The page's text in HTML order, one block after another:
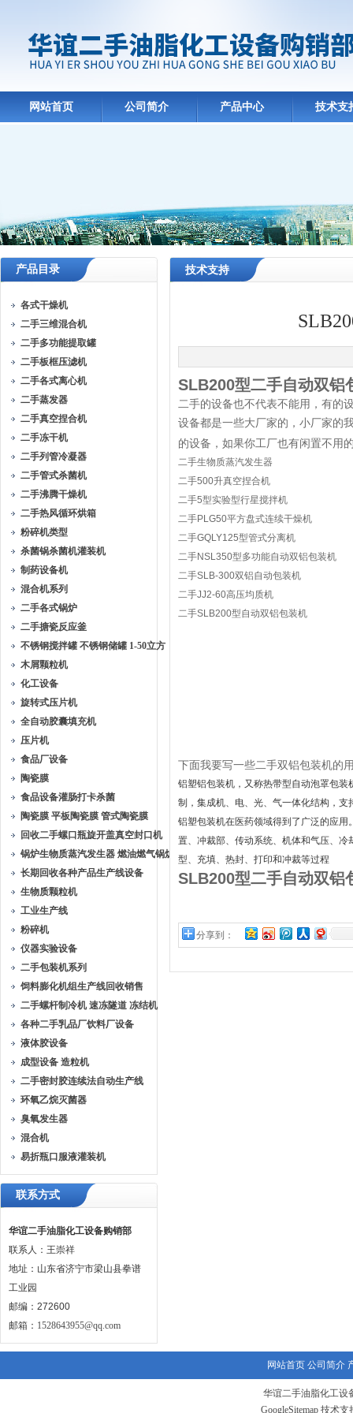
网站首页 公司简介 产品中心 技术支
产品目录
各式干燥机
二手三维混合机
二手多功能提取罐
二手板框压滤机
二手各式离心机
二手蒸发器
二手真空捏合机
二手冻干机
二手列管冷凝器
二手管式杀菌机
二手沸腾干燥机
二手热风循环烘箱
粉碎机类型
杀菌锅杀菌机灌装机
制药设备机
混合机系列
二手各式锅炉
二手搪瓷反应釜
不锈钢搅拌罐 不锈钢储罐 1-50立方
木屑颗粒机
化工设备
旋转式压片机
全自动胶囊填充机
压片机
食品厂设备
陶瓷膜
食品设备灌肠打卡杀菌
陶瓷膜 平板陶瓷膜 管式陶瓷膜
回收二手螺口瓶旋开盖真空封口机
锅炉生物质蒸汽发生器 燃油燃气锅炉
长期回收各种产品生产线设备
生物质颗粒机
工业生产线
粉碎机
仪器实验设备
二手包装机系列
饲料膨化机组生产线回收销售
二手螺杆制冷机 速冻隧道 冻结机
各种二手乳品厂饮料厂设备
液体胶设备
成型设备 造粒机
二手密封胶连续法自动生产线
环氧乙烷灭菌器
臭氧发生器
混合机
易折瓶口服液灌装机
联系方式
华谊二手油脂化工设备购销部
联系人：王崇祥
地址：山东省济宁市梁山县拳谱
工业园
邮编：272600
邮箱： 1528643955@qq.com
技术支持
SLB200型二手自动双铝
二手的设备也不代表不能用，有的
设备都是一些大厂家的，小厂家的
的设备，如果你工厂也有闲置不用
二手生物质蒸汽发生器
二手500升真空捏合机
二手5型实验型行星搅拌机
二手PLG50平方盘式连续干燥机
二手GQLY125型管式分离机
二手NSL350型多功能自动双铝包装机
二手SLB-300双铝自动包装机
二手JJ2-60高压均质机
二手SLB200型自动双铝包装机
下面我要写一些二手双铝包装机的
铝塑铝包装机，又称热带型自动泡罩包
制，集成机、电、光、气一体化结构，
铝塑包装机在医药领域得到了广泛的应用
置、冲裁部、传动系统、机体和气压、
型、充填、热封、打印和冲裁等过程
SLB200型二手自动双铝
分享到：
网站首页 公司简介
华谊二手油脂化工设
GoogleSitemap 技术支